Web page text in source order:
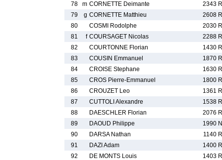
78
m CORNETTE Deimante
2343 R
79
g CORNETTE Matthieu
2608 R
80
COSMI Rodolphe
2030 R
81
f COURSAGET Nicolas
2288 R
82
COURTONNE Florian
1430 R
83
COUSIN Emmanuel
1870 R
84
CROISE Stephane
1630 R
85
CROS Pierre-Emmanuel
1800 R
86
CROUZET Leo
1361 R
87
CUTTOLI Alexandre
1538 R
88
DAESCHLER Florian
2076 R
89
DAOUD Philippe
1990 N
90
DARSA Nathan
1140 R
91
DAZI Adam
1400 R
92
DE MONTS Louis
1403 R